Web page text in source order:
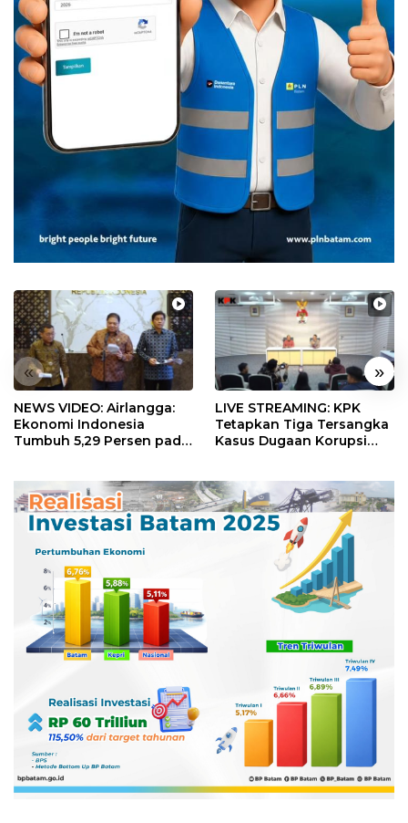
« »
NEWS VIDEO: Airlangga:
Ekonomi Indonesia
Tumbuh 5,29 Persen pada
LIVE STREAMING: KPK
Tetapkan Tiga Tersangka
Kasus Dugaan Korupsi